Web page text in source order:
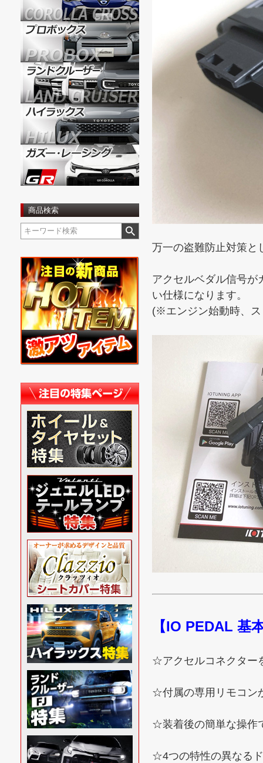
商品検索
万一の盗難防止対策と
アクセルベダル信号が
い仕様になります。
(※エンジン始動時、ス
【IO PEDAL 基
☆アクセルコネクター
☆付属の専用リモコン
☆装着後の簡単な操作
☆4つの特性の異なる